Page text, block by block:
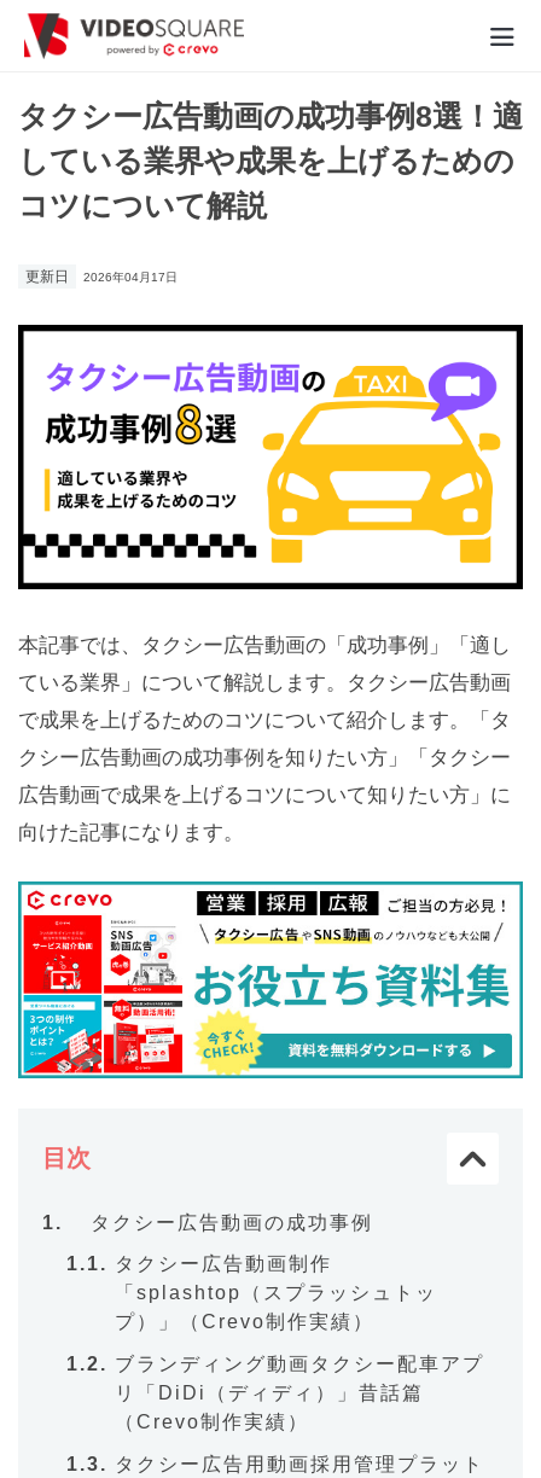
動画制作実績
価格
お問合わせ・無料見積もり
資料ダウンロード
タクシー広告動画の成功事例8選！適
している業界や成果を上げるための
コツについて解説
更新日 2026年04月17日
本記事では、タクシー広告動画の「成功事例」「適し
ている業界」について解説します。タクシー広告動画
で成果を上げるためのコツについて紹介します。「タ
クシー広告動画の成功事例を知りたい方」「タクシー
広告動画で成果を上げるコツについて知りたい方」に
向けた記事になります。
目次
タクシー広告動画の成功事例
タクシー広告動画制作
「splashtop（スプラッシュトッ
プ）」（Crevo制作実績）
ブランディング動画タクシー配車アプ
リ「DiDi（ディディ）」昔話篇
（Crevo制作実績）
タクシー広告用動画採用管理プラット